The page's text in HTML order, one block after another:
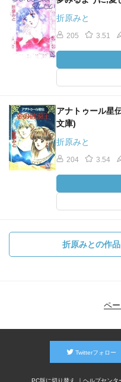
折原みと
205 3.51
アナトゥール星
文庫)
折原みと
204 3.54
折原みとの作
ペ
Twitterフォロー
PC版に切り替え ヘルプセンタ